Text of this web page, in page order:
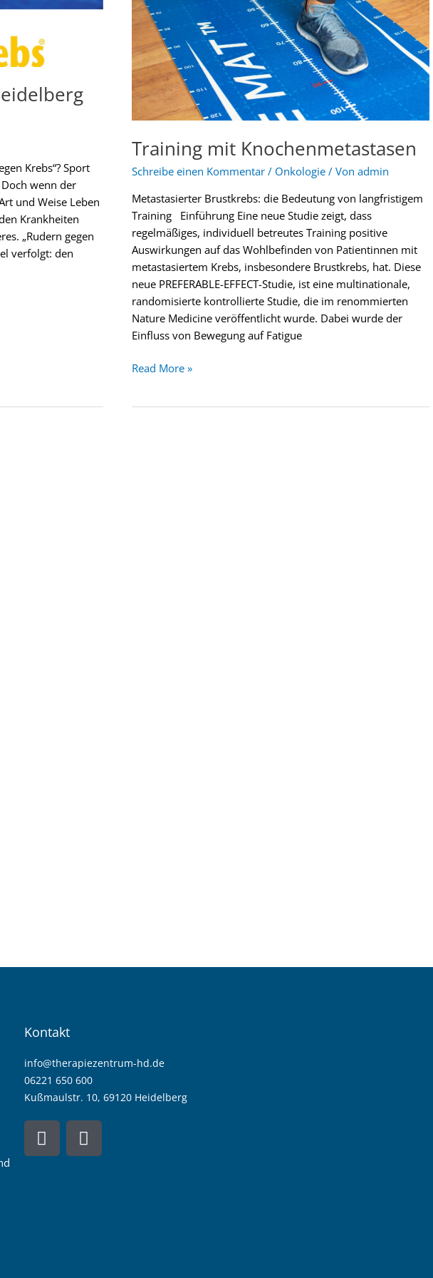
Krebs“? Sport
wenn der
und Weise Leben
Krankheiten
„Rudern gegen
verfolgt: den
Training mit Knochenmetastasen
Schreibe einen Kommentar / Onkologie / Von admin
Metastasierter Brustkrebs: die Bedeutung von langfristigem
Training Einführung Eine neue Studie zeigt, dass
regelmäßiges, individuell betreutes Training positive
Auswirkungen auf das Wohlbefinden von Patientinnen mit
metastasiertem Krebs, insbesondere Brustkrebs, hat. Diese
neue PREFERABLE-EFFECT-Studie, ist eine multinationale,
randomisierte kontrollierte Studie, die im renommierten
Nature Medicine veröffentlicht wurde. Dabei wurde der
Einfluss von Bewegung auf Fatigue
Read More »
Kontakt
info@therapiezentrum-hd.de
06221 650 600
Kußmaulstr. 10, 69120 Heidelberg
F
a
c
I
n
s